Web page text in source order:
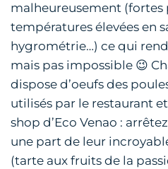
malheureusement
températures élevées en
hygrométrie…) ce qui
mais pas impossible 😉
dispose d’oeufs des
utilisés par le restaurant
shop d’Eco Venao :
une part de leur
(tarte aux fruits de la